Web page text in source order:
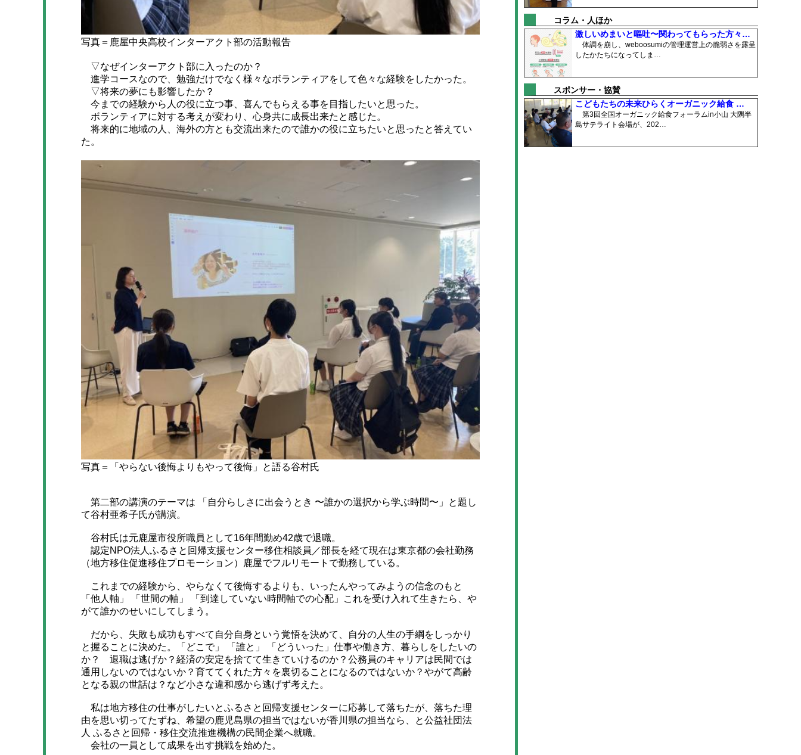
写真＝鹿屋中央高校インターアクト部の活動報告
▽なぜインターアクト部に入ったのか？
進学コースなので、勉強だけでなく様々なボランティアをして色々な経験をしたかった。
▽将来の夢にも影響したか？
今までの経験から人の役に立つ事、喜んでもらえる事を目指したいと思った。
ボランティアに対する考えが変わり、心身共に成長出来たと感じた。
将来的に地域の人、海外の方とも交流出来たので誰かの役に立ちたいと思ったと答えてい
た。
写真＝「やらない後悔よりもやって後悔」と語る谷村氏
第二部の講演のテーマは 「自分らしさに出会うとき 〜誰かの選択から学ぶ時間〜」と題し
て谷村亜希子氏が講演。
谷村氏は元鹿屋市役所職員として16年間勤め42歳で退職。
認定NPO法人ふるさと回帰支援センター移住相談員／部長を経て現在は東京都の会社勤務
（地方移住促進移住プロモーション）鹿屋でフルリモートで勤務している。
これまでの経験から、やらなくて後悔するよりも、いったんやってみようの信念のもと
「他人軸」 「世間の軸」 「到達していない時間軸での心配」これを受け入れて生きたら、や
がて誰かのせいにしてしまう。
だから、失敗も成功もすべて自分自身という覚悟を決めて、自分の人生の手綱をしっかり
と握ることに決めた。「どこで」 「誰と」 「どういった」仕事や働き方、暮らしをしたいの
か？ 退職は逃げか？経済の安定を捨てて生きていけるのか？公務員のキャリアは民間では
通用しないのではないか？育ててくれた方々を裏切ることになるのではないか？やがて高齢
となる親の世話は？など小さな違和感から逃げず考えた。
私は地方移住の仕事がしたいとふるさと回帰支援センターに応募して落ちたが、落ちた理
由を思い切ってたずね、希望の鹿児島県の担当ではないが香川県の担当なら、と公益社団法
人 ふるさと回帰・移住交流推進機構の民間企業へ就職。
会社の一員として成果を出す挑戦を始めた。
コラム・人ほか
激しいめまいと嘔吐〜関わってもらった方々…
体調を崩し、weboosumiの管理運営上の脆弱さを露呈
したかたちになってしま…
スポンサー・協賛
こどもたちの未来ひらくオーガニック給食 …
第3回全国オーガニック給食フォーラムin小山 大隅半
島サテライト会場が、202…